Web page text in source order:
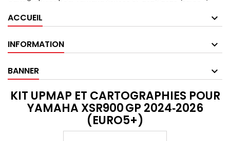
ACCUEIL
INFORMATION
BANNER
KIT UPMAP ET CARTOGRAPHIES POUR
YAMAHA XSR900 GP 2024‑2026
(EURO5+)